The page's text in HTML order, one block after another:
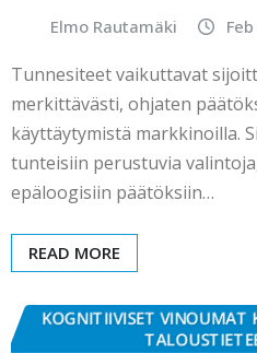
Elmo Rautamäki
Tunnesiteet vaikuttavat
merkittävästi, ohjaten
käyttäytymistä markkinoilla.
tunteisiin perustuvia
epäloogisiin päätöksiin…
READ MORE
KOGNITIIVISET VINOUMAT